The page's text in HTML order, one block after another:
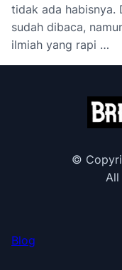
tidak ada habisnya.
sudah dibaca,
ilmiah yang rapi …
©
All
Blog